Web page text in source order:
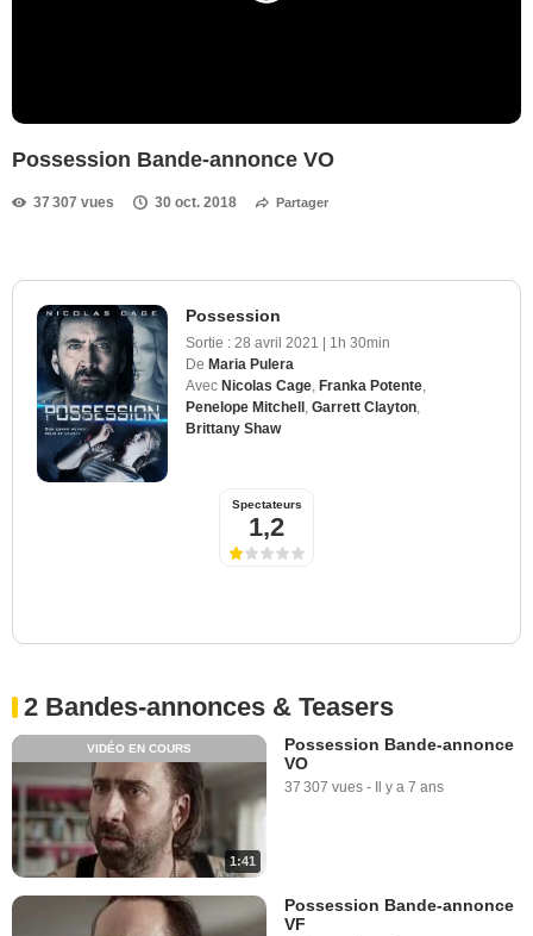
Possession Bande-annonce VO
37 307 vues 30 oct. 2018 Partager
Possession
Sortie : 28 avril 2021 | 1h 30min
De Maria Pulera
Avec Nicolas Cage Franka Potente
Penelope Mitchell Garrett Clayton
Brittany Shaw
Spectateurs
1,2
2 Bandes-annonces & Teasers
1:41
VIDÉO EN COURS
Possession Bande-annonce
VO
37 307 vues - Il y a 7 ans
Possession Bande-annonce
VF